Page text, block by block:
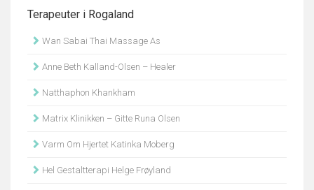
Terapeuter i Rogaland
Wan Sabai Thai Massage As
Anne Beth Kalland-Olsen – Healer
Natthaphon Khankham
Matrix Klinikken – Gitte Runa Olsen
Varm Om Hjertet Katinka Moberg
Hel Gestaltterapi Helge Frøyland